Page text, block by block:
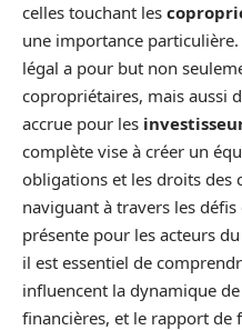
celles touchant les
une importance
légal a pour but non
copropriétaires, mais aussi
accrue pour les
complète vise à créer un
obligations et les droits des
naviguant à travers les
présente pour les acteurs
il est essentiel de
influencent la dynamique
financières, et le rapport de